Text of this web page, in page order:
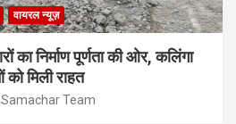
वायरल न्यूज़
का निर्माण पूर्णता की ओर, कलिंगा
मिली राहत
Team